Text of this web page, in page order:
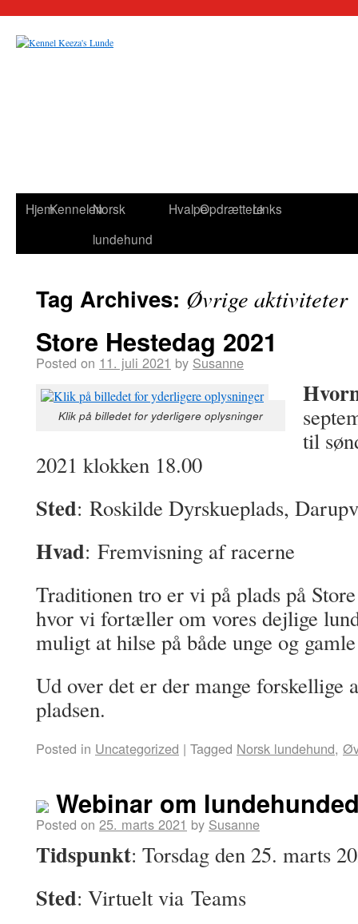
HjemKennelenNorsk
lundehund
HvalpeOpdrættereLinks
Tag Archives: Øvrige aktiviteter
Store Hestedag 2021
Posted on 11. juli 2021 by Susanne
Klik på billedet for yderligere oplysninger
til
2021 klokken 18.00
Sted: Roskilde Dyrskueplads,
Hvad: Fremvisning af racerne
Traditionen tro er vi på plads på
hvor vi fortæller om vores dejlige
muligt at hilse på både unge og
Ud over det er der mange forskellige
pladsen.
Posted in Uncategorized | Tagged Norsk lundehund,
Webinar om
Posted on 25. marts 2021 by Susanne
Tidspunkt: Torsdag den 25. marts
Sted: Virtuelt via Teams